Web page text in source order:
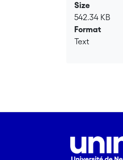
Size
542.34 KB
Format
Text